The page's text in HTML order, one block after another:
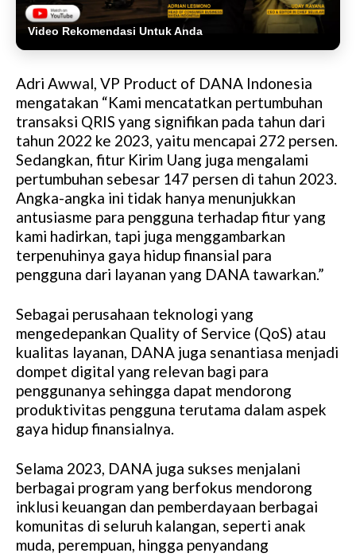
Video Rekomendasi Untuk Anda
Adri Awwal, VP Product of DANA Indonesia
mengatakan “Kami mencatatkan pertumbuhan
transaksi QRIS yang signifikan pada tahun dari
tahun 2022 ke 2023, yaitu mencapai 272 persen.
Sedangkan, fitur Kirim Uang juga mengalami
pertumbuhan sebesar 147 persen di tahun 2023.
Angka-angka ini tidak hanya menunjukkan
antusiasme para pengguna terhadap fitur yang
kami hadirkan, tapi juga menggambarkan
terpenuhinya gaya hidup finansial para
pengguna dari layanan yang DANA tawarkan.”
Sebagai perusahaan teknologi yang
mengedepankan Quality of Service (QoS) atau
kualitas layanan, DANA juga senantiasa menjadi
dompet digital yang relevan bagi para
penggunanya sehingga dapat mendorong
produktivitas pengguna terutama dalam aspek
gaya hidup finansialnya.
Selama 2023, DANA juga sukses menjalani
berbagai program yang berfokus mendorong
inklusi keuangan dan pemberdayaan berbagai
komunitas di seluruh kalangan, seperti anak
muda, perempuan, hingga penyandang